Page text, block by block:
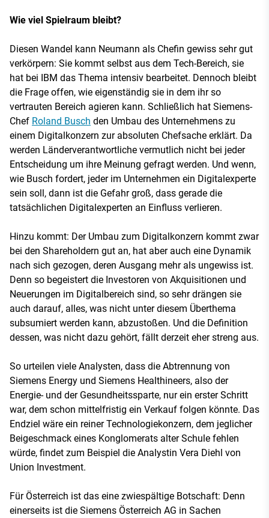
Wie viel Spielraum bleibt?
Diesen Wandel kann Neumann als Chefin gewiss sehr gut
verkörpern: Sie kommt selbst aus dem Tech-Bereich, sie
hat bei IBM das Thema intensiv bearbeitet. Dennoch bleibt
die Frage offen, wie eigenständig sie in dem ihr so
vertrauten Bereich agieren kann. Schließlich hat Siemens-
Chef Roland Busch den Umbau des Unternehmens zu
einem Digitalkonzern zur absoluten Chefsache erklärt. Da
werden Länderverantwortliche vermutlich nicht bei jeder
Entscheidung um ihre Meinung gefragt werden. Und wenn,
wie Busch fordert, jeder im Unternehmen ein Digitalexperte
sein soll, dann ist die Gefahr groß, dass gerade die
tatsächlichen Digitalexperten an Einfluss verlieren.
Hinzu kommt: Der Umbau zum Digitalkonzern kommt zwar
bei den Shareholdern gut an, hat aber auch eine Dynamik
nach sich gezogen, deren Ausgang mehr als ungewiss ist.
Denn so begeistert die Investoren von Akquisitionen und
Neuerungen im Digitalbereich sind, so sehr drängen sie
auch darauf, alles, was nicht unter diesem Überthema
subsumiert werden kann, abzustoßen. Und die Definition
dessen, was nicht dazu gehört, fällt derzeit eher streng aus.
So urteilen viele Analysten, dass die Abtrennung von
Siemens Energy und Siemens Healthineers, also der
Energie- und der Gesundheitssparte, nur ein erster Schritt
war, dem schon mittelfristig ein Verkauf folgen könnte. Das
Endziel wäre ein reiner Technologiekonzern, dem jeglicher
Beigeschmack eines Konglomerats alter Schule fehlen
würde, findet zum Beispiel die Analystin Vera Diehl von
Union Investment.
Für Österreich ist das eine zwiespältige Botschaft: Denn
einerseits ist die Siemens Österreich AG in Sachen